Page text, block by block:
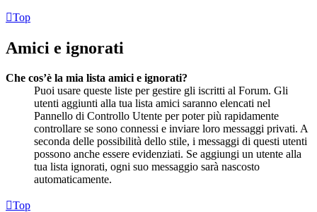
Top
Amici e ignorati
Che cos’è la mia lista amici e ignorati?
Puoi usare queste liste per gestire gli iscritti al Forum. Gli
utenti aggiunti alla tua lista amici saranno elencati nel
Pannello di Controllo Utente per poter più rapidamente
controllare se sono connessi e inviare loro messaggi privati. A
seconda delle possibilità dello stile, i messaggi di questi utenti
possono anche essere evidenziati. Se aggiungi un utente alla
tua lista ignorati, ogni suo messaggio sarà nascosto
automaticamente.
Top